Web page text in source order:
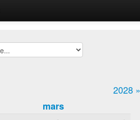
2028 »
mars